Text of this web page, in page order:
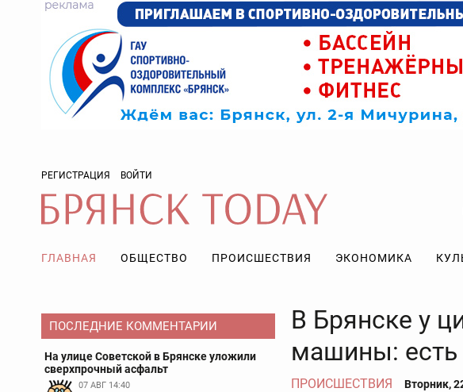
РЕГИСТРАЦИЯ ВОЙТИ
ГЛАВНАЯ ОБЩЕСТВО ПРОИСШЕСТВИЯ ЭКОНОМИКА
ПОСЛЕДНИЕ КОММЕНТАРИИ
На улице Советской в Брянске уложили
сверхпрочный асфальт
07 АВГ 14:40
В Брянске у
машины: есть
ПРОИСШЕСТВИЯ Вторник,